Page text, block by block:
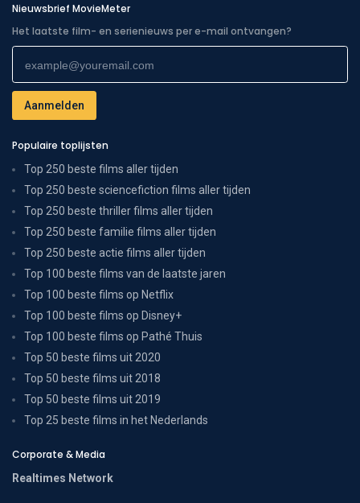
Nieuwsbrief MovieMeter
Het laatste film- en serienieuws per e-mail ontvangen?
Populaire toplijsten
Top 250 beste films aller tijden
Top 250 beste sciencefiction films aller tijden
Top 250 beste thriller films aller tijden
Top 250 beste familie films aller tijden
Top 250 beste actie films aller tijden
Top 100 beste films van de laatste jaren
Top 100 beste films op Netflix
Top 100 beste films op Disney+
Top 100 beste films op Pathé Thuis
Top 50 beste films uit 2020
Top 50 beste films uit 2018
Top 50 beste films uit 2019
Top 25 beste films in het Nederlands
Corporate & Media
Realtimes Network